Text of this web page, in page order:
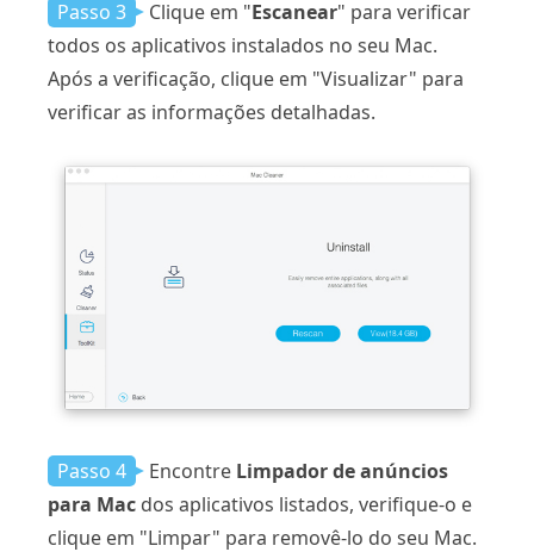
Passo 3 Clique em "Escanear" para verificar
todos os aplicativos instalados no seu Mac.
Após a verificação, clique em "Visualizar" para
verificar as informações detalhadas.
Passo 4 Encontre Limpador de anúncios
para Mac dos aplicativos listados, verifique-o e
clique em "Limpar" para removê-lo do seu Mac.